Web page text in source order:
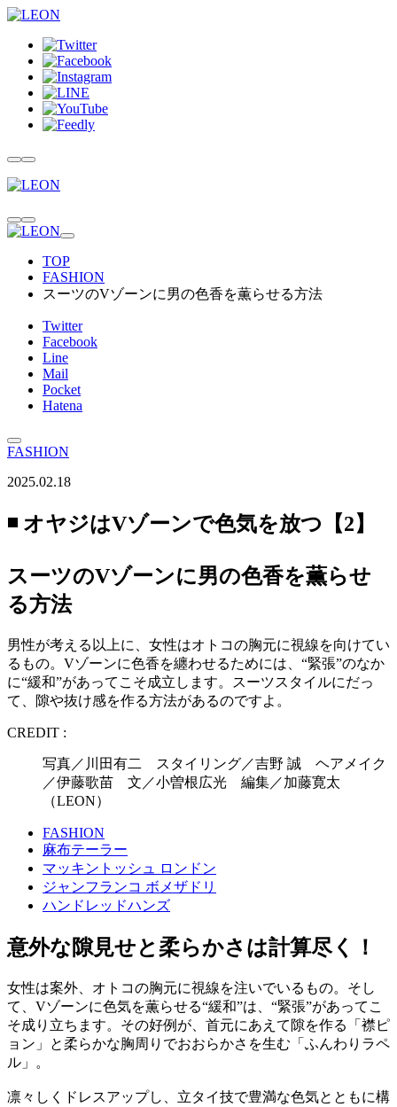
TOP
FASHION
スーツのVゾーンに男の色香を薫らせる方法
Twitter
Facebook
Line
Mail
Pocket
Hatena
FASHION
2025.02.18
◾️ オヤジはVゾーンで色気を放つ【2】
スーツのVゾーンに男の色香を薫らせ
る方法
男性が考える以上に、女性はオトコの胸元に視線を向けてい
るもの。Vゾーンに色香を纏わせるためには、“緊張”のなか
に“緩和”があってこそ成立します。スーツスタイルにだっ
て、隙や抜け感を作る方法があるのですよ。
CREDIT :
写真／川田有二 スタイリング／吉野 誠 ヘアメイク
／伊藤歌苗 文／小曽根広光 編集／加藤寛太
（LEON）
FASHION
麻布テーラー
マッキントッシュ ロンドン
ジャンフランコ ボメザドリ
ハンドレッドハンズ
意外な隙見せと柔らかさは計算尽く！
女性は案外、オトコの胸元に視線を注いでいるもの。そし
て、Vゾーンに色気を薫らせる“緩和”は、“緊張”があってこ
そ成り立ちます。その好例が、首元にあえて隙を作る「襟ピ
ョン」と柔らかな胸周りでおおらかさを生む「ふんわりラペ
ル」。
凛々しくドレスアップし、立タイ技で豊満な色気とともに構